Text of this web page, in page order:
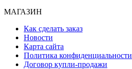
МАГАЗИН
Как сделать заказ
Новости
Карта сайта
Политика конфиденциальности
Договор купли-продажи